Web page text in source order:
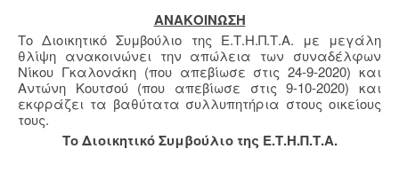
ΑΝΑΚΟΙΝΩΣΗ
Το Διοικητικό Συμβούλιο της Ε.Τ.Η.Π.Τ.Α. με μεγάλη
θλίψη ανακοινώνει την απώλεια των συναδέλφων
Νίκου Γκαλονάκη (που απεβίωσε στις 24-9-2020) και
Αντώνη Κουτσού (που απεβίωσε στις 9-10-2020) και
εκφράζει τα βαθύτατα συλλυπητήρια στους οικείους
τους.
Το Διοικητικό Συμβούλιο της Ε.Τ.Η.Π.Τ.Α.